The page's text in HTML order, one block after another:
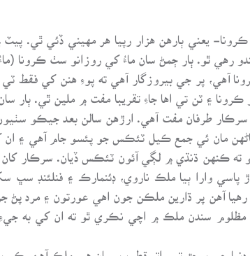
يعني ٻارهن هزار رپيا هر مهيني ڏئي ٿي. پيٽ
رهي ٿو. ٻار ڄمڻ سان ماءُ کي روزانو سٺ ڪرونا
آهي، پر جي بيروزگار آهي ته پوءِ هنن کي فقط ٽي
۽ ٽن تي اها جاءِ تقريبا مفت ۾ ملين ٿي. ٻار
طرفان مفت آهي. ارڙهن سالن بعد جيڪو
مان ئي جمع ڪيل ٽئڪس جو پئسو جام آهي ۽ ان
ڌنڌي ۾ لڳي آئون ٽئڪس ڏيان. سرڪار کان
وارا ٻيا ملڪ ناروي، ڊئنمارڪ ۽ فنلئنڊ سڀ
آهن پر ڌارين ملڪن جون اهي عورتون ۽ مرد پڻ
مظلوم سندن ملڪ ۾ اچي نڪري ٿو ته ان کي به
جي پوڇڙ تي، اتر قطب ڀرسان هي ملڪ آهن. ڪو